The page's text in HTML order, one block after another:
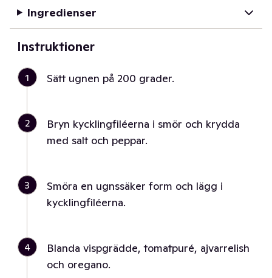
Ingredienser
Instruktioner
1 Sätt ugnen på 200 grader.
2
Bryn kycklingfiléerna i smör och krydda
med salt och peppar.
3
Smöra en ugnssäker form och lägg i
kycklingfiléerna.
4
Blanda vispgrädde, tomatpuré, ajvarrelish
och oregano.